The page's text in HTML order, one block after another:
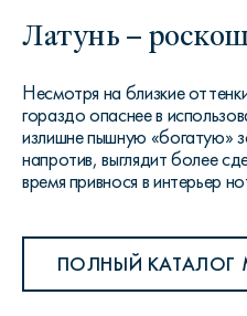
Латунь –
Несмотря на близкие
гораздо опаснее в
излишне пышную «богатую»
напротив, выглядит более
время привнося в интерьер
ПОЛНЫЙ КАТАЛОГ